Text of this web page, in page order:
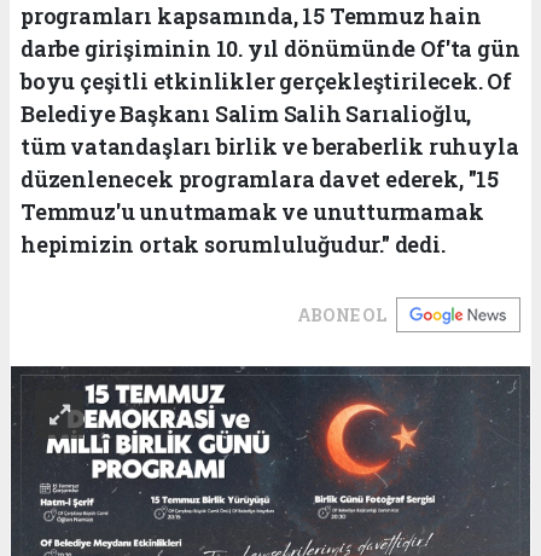
programları kapsamında, 15 Temmuz hain
darbe girişiminin 10. yıl dönümünde Of'ta gün
boyu çeşitli etkinlikler gerçekleştirilecek. Of
Belediye Başkanı Salim Salih Sarıalioğlu,
tüm vatandaşları birlik ve beraberlik ruhuyla
düzenlenecek programlara davet ederek, "15
Temmuz'u unutmamak ve unutturmamak
hepimizin ortak sorumluluğudur." dedi.
ABONE OL